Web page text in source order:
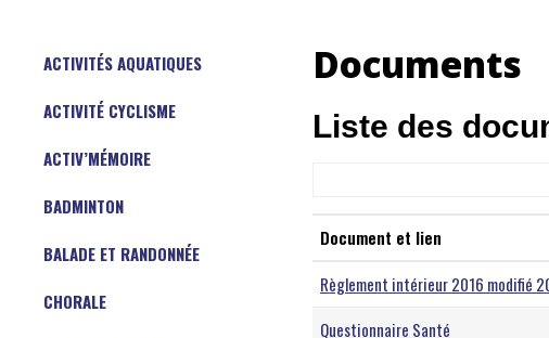
Documents
Liste des
Document et lien
Règlement intérieur 2016 modifié
Questionnaire Santé
ACTIVITÉS AQUATIQUES
ACTIVITÉ CYCLISME
ACTIV’MÉMOIRE
BADMINTON
BALADE ET RANDONNÉE
CHORALE